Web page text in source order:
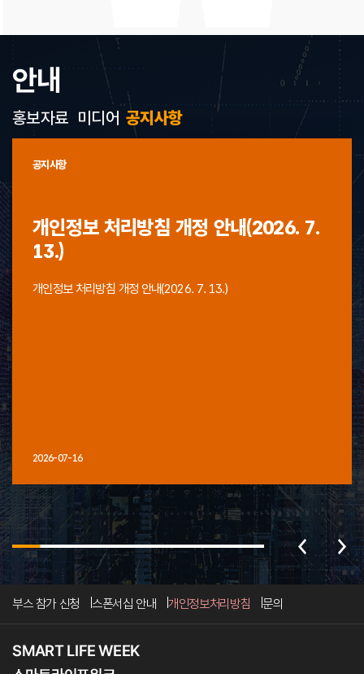
안내
공지사항
공지사항
개인정보 처리방침 개정 안내(2026. 7.
13.)
개인정보 처리방침 개정 안내(2026. 7. 13.)
2026-07-16
홍보자료 미디어
부스 참가 신청 스폰서십 안내 개인정보처리방침 문의